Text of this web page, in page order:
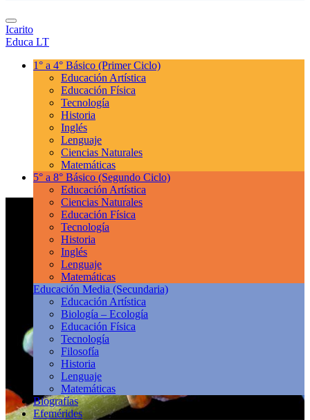
Icarito
Educa LT
1° a 4° Básico (Primer Ciclo)
Educación Artística
Educación Física
Tecnología
Historia
Inglés
Lenguaje
Ciencias Naturales
Matemáticas
5° a 8° Básico (Segundo Ciclo)
Educación Artística
Ciencias Naturales
Educación Física
Tecnología
Historia
Inglés
Lenguaje
Matemáticas
Educación Media (Secundaria)
Educación Artística
Biología – Ecología
Educación Física
Tecnología
Filosofía
Historia
Lenguaje
Matemáticas
Biografías
Efemérides